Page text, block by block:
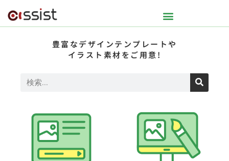
豊富なデザインテンプレートや
イラスト素材をご用意!